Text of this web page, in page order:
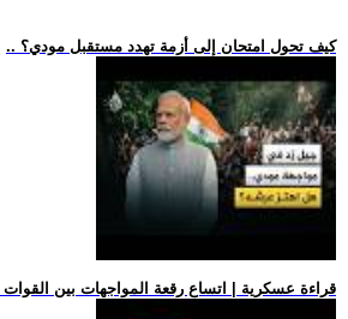
.. كيف تحول امتحان إلى أزمة تهدد مستقبل مودي؟
.. قراءة عسكرية | اتساع رقعة المواجهات بين القوات